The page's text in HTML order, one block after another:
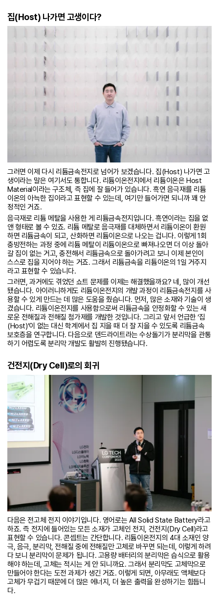
집(Host) 나가면 고생이다?
그러면 이제 다시 리튬금속전지로 넘어가 보겠습니다. 집(Host) 나가면 고
생이라는 말은 여기서도 통합니다. 리튬이온전지에서 리튬이온은 Host
Material이라는 구조체, 즉 집에 잘 들어가 있습니다. 흑연 음극재를 리튬
이온의 아늑한 집이라고 표현할 수 있는데, 여기만 들어가면 되니까 꽤 안
정적인 거죠.
음극재로 리튬 메탈을 사용한 게 리튬금속전지입니다. 흑연이라는 집을 없
앤 형태로 볼 수 있죠. 리튬 메탈로 음극재를 대체하면서 리튬이온이 환원
하면 리튬금속이 되고, 산화하면 리튬이온으로 나오는 겁니다. 이렇게 1회
충방전하는 과정 중에 리튬 메탈이 리튬이온으로 빠져나오면 더 이상 돌아
갈 집이 없는 거고, 충전해서 리튬금속으로 돌아가려고 보니 이제 본인이
스스로 집을 지어야 하는 거죠. 그래서 리튬금속을 리튬이온의 1일 거주지
라고 표현할 수 있습니다.
그러면, 과거에도 겪었던 쇼트 문제를 이제는 해결했을까요? 네, 많이 개선
됐습니다. 아이러니하게도 리튬이온전지의 개발 과정이 리튬금속전지를 사
용할 수 있게 만드는 데 많은 도움을 줬습니다. 먼저, 많은 소재와 기술이 생
겼습니다. 리튬이온전지를 사용함으로써 리튬금속을 안정화할 수 있는 새
로운 전해질과 전해질 첨가제를 개발한 것입니다. 그리고 앞서 언급한 ‘집
(Host)’이 없는 대신 학계에서 집 지을 때 더 잘 지을 수 있도록 리튬금속
보호층을 연구합니다. 다음으로 덴드라이트라는 수상돌기가 분리막을 관통
하기 어렵도록 분리막 개발도 활발히 진행됐습니다.
건전지(Dry Cell)로의 회귀​
다음은 전고체 전지 이야기입니다. 영어로는 All Solid State Battery라고
하죠. 즉 전지에 들어있는 모든 소재가 고체인 전지, 건전지(Dry Cell)라고
표현할 수 있습니다. 콘셉트는 간단합니다. 리튬이온전지의 4대 소재인 양
극, 음극, 분리막, 전해질 중에 전해질만 고체로 바꾸면 되는데, 이렇게 하려
다 보니 분리막이 문제가 됩니다. 고용량 배터리의 분리막은 습식으로 활용
해야 하는데, 고체는 적시는 게 안 되니까요. 그래서 분리막도 고체막으로
만들어야 한다는 도전 과제가 생긴 거죠. 이렇게 되면, 아무래도 액체보다
고체가 무겁기 때문에 더 많은 에너지, 더 높은 출력을 완성하기는 힘듭니
다.